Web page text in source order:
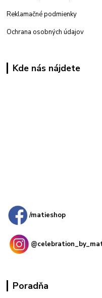
Reklamačné podmienky
Ochrana osobných údajov
Kde nás nájdete
/matieshop
Poradňa